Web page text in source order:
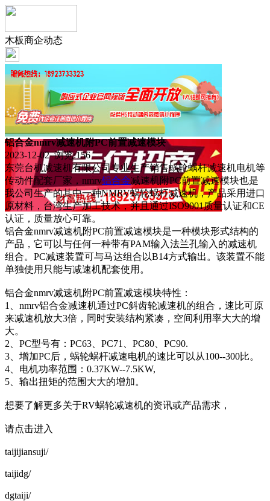
木板商企动态
铝合金nmrv减速机附PC前置减速模块
2023-12-02 浏览:156
东莞台机减速机有限公司专业生产销售蜗轮蜗杆减速机电机等
传动件配套厂家，nmrv铝合金减速机附PC前置减速模块也是
我公司生产的其中一种NMRV蜗轮蜗杆减速机，产品采用进口
原材料，台湾生产加工技术，并且通过ISO9001质量认证和CE
认证，质量放心可靠。
铝合金nmrv减速机附PC前置减速模块是一种模块形式结构的
产品，它可以与任何一种带有PAM输入法兰孔输入的减速机
组合。PC减速装置可与马达组合以B14方式输出。该装置不能
单独使用只能与减速机配套使用。
铝合金nmrv减速机附PC前置减速模块特性：
1、nmrv铝合金减速机通过PC斜齿轮减速机的组合，速比可原
来减速机放大3倍，同时安装结构紧凑，空间利用率大大的增
大。
2、PC型号有：PC63、PC71、PC80、PC90.
3、增加PC后，蜗轮蜗杆减速电机的速比可以从100--300比。
4、电机功率范围：0.37KW--7.5KW,
5、输出扭矩的范围大大的增加。
想要了解更多关于RV蜗轮减速机的资讯或产品需求，
请点击进入
taijijiansuji/
taijidg/
dgtaiji/